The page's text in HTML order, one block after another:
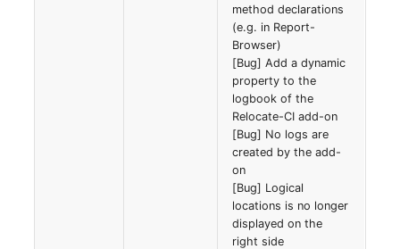
Status-Planung
Stromverbraucher
Switch
Varianten
Version
Vertragszuweisung
method declarations
(e.g. in Report-
Browser)
[Bug] Add a dynamic
property to the
logbook of the
Relocate-CI add-on
[Bug] No logs are
created by the add-
on
[Bug] Logical
locations is no longer
displayed on the
right side